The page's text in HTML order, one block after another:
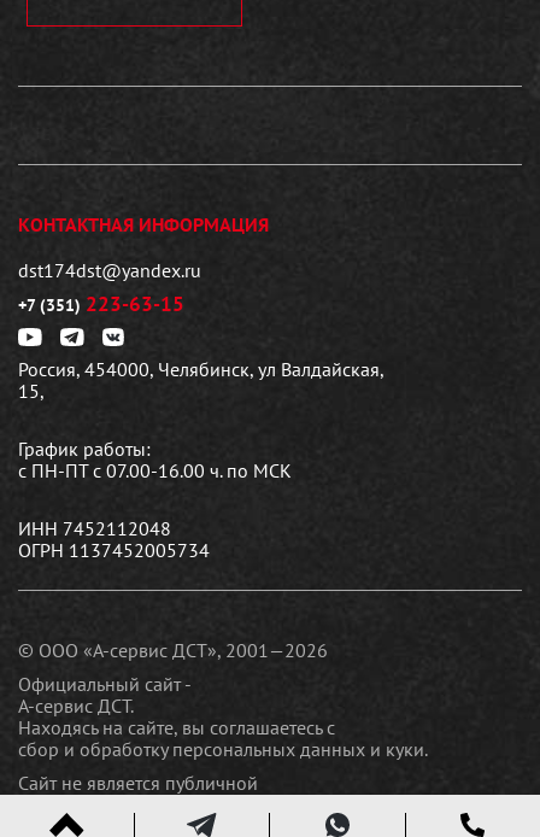
КОНТАКТНАЯ ИНФОРМАЦИЯ
dst174dst@yandex.ru
+7 (351) 223-63-15
Россия, 454000, Челябинск, ул Валдайская,
15,
График работы:
с ПН-ПТ с 07.00-16.00 ч. по МСК
ИНН 7452112048
ОГРН 1137452005734
© ООО «А-сервис ДСТ», 2001—2026
Официальный сайт -
А-сервис ДСТ.
Находясь на сайте, вы соглашаетесь c
сбор и обработку персональных данных и куки.
Сайт не является публичной
Политика конфиденциальности.